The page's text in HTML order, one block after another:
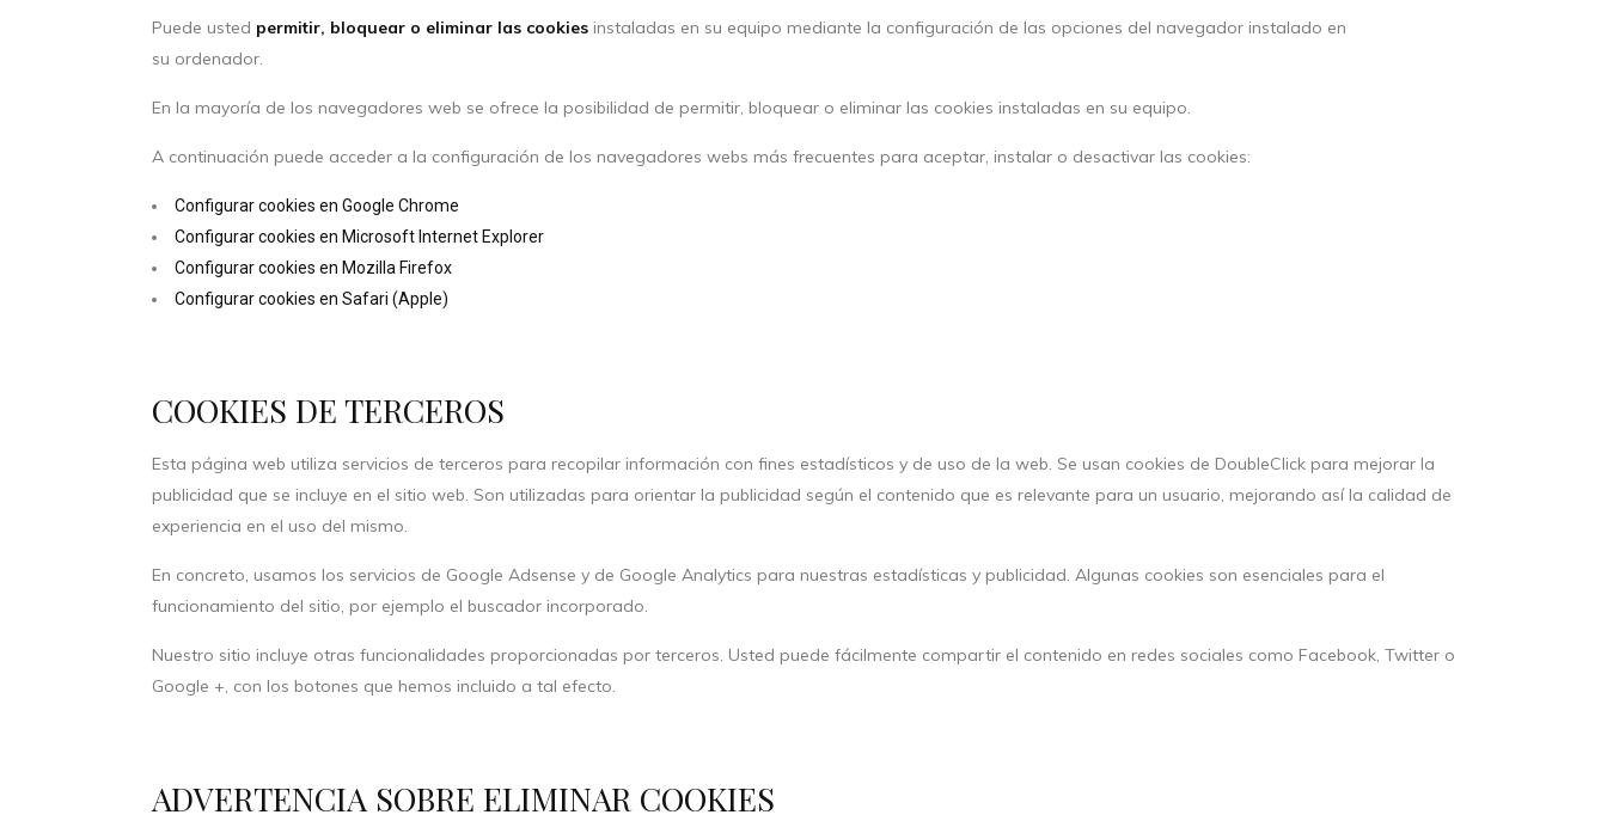
Puede usted permitir, bloquear o eliminar las cookies instaladas en su equipo mediante la configuración de las opciones del navegador instalado en
su ordenador.
En la mayoría de los navegadores web se ofrece la posibilidad de permitir, bloquear o eliminar las cookies instaladas en su equipo.
A continuación puede acceder a la configuración de los navegadores webs más frecuentes para aceptar, instalar o desactivar las cookies:
Configurar cookies en Google Chrome
Configurar cookies en Microsoft Internet Explorer
Configurar cookies en Mozilla Firefox
Configurar cookies en Safari (Apple)
COOKIES DE TERCEROS
Esta página web utiliza servicios de terceros para recopilar información con fines estadísticos y de uso de la web. Se usan cookies de DoubleClick para mejorar la
publicidad que se incluye en el sitio web. Son utilizadas para orientar la publicidad según el contenido que es relevante para un usuario, mejorando así la calidad de
experiencia en el uso del mismo.
En concreto, usamos los servicios de Google Adsense y de Google Analytics para nuestras estadísticas y publicidad. Algunas cookies son esenciales para el
funcionamiento del sitio, por ejemplo el buscador incorporado.
Nuestro sitio incluye otras funcionalidades proporcionadas por terceros. Usted puede fácilmente compartir el contenido en redes sociales como Facebook, Twitter o
Google +, con los botones que hemos incluido a tal efecto.
ADVERTENCIA SOBRE ELIMINAR COOKIES